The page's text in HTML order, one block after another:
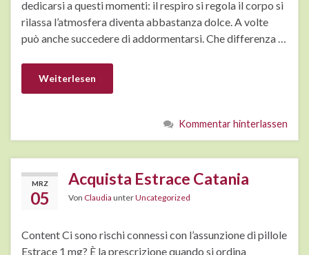
dedicarsi a questi momenti: il respiro si regola il corpo si
rilassa l’atmosfera diventa abbastanza dolce. A volte
può anche succedere di addormentarsi. Che differenza …
Weiterlesen
Kommentar hinterlassen
MRZ
05
Acquista Estrace Catania
Von Claudia unterUncategorized
Content Ci sono rischi connessi con l’assunzione di pillole
Estrace 1 mg? È la prescrizione quando si ordina